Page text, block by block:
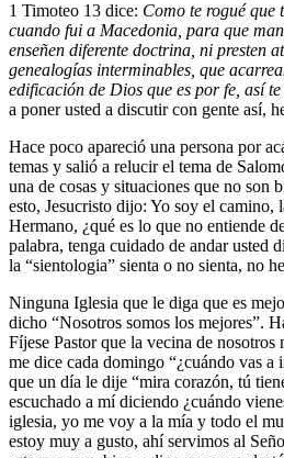
1 Timoteo 13 dice: Como te rogué que
cuando fui a Macedonia, para que
enseñen diferente doctrina, ni presten
genealogías interminables, que
edificación de Dios que es por fe, así
a poner usted a discutir con gente así,
Hace poco apareció una persona por
temas y salió a relucir el tema de
una de cosas y situaciones que no son
esto, Jesucristo dijo: Yo soy el camino,
Hermano, ¿qué es lo que no entiende
palabra, tenga cuidado de andar usted
la “sientologia” sienta o no sienta, no
Ninguna Iglesia que le diga que es
dicho “Nosotros somos los mejores”.
Fíjese Pastor que la vecina de nosotros
me dice cada domingo “¿cuándo vas a
que un día le dije “mira corazón, tú
escuchado a mí diciendo ¿cuándo
iglesia, yo me voy a la mía y todo el
estoy muy a gusto, ahí servimos al